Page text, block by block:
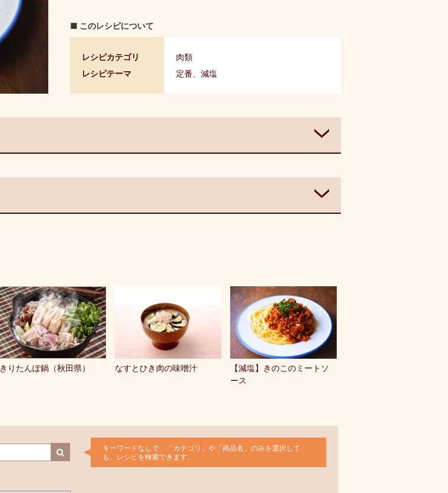
■ このレシピについて
レシピカテゴリ
レシピテーマ
肉類
定番
減塩
きりたんぽ鍋（秋田県） なすとひき肉の味噌汁
【減塩】きのこのミートソ
ース
キーワードなしで、「カテゴリ」や「商品名」のみを選択して
も、レシピを検索できます。